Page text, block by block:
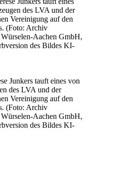
Junkers tauft eines von
des LVA und der
Vereinigung auf den
(Foto: Archiv
Aachen GmbH,
des Bildes KI-